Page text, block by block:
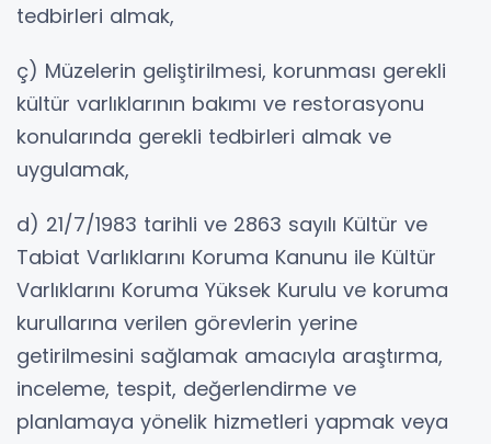
tedbirleri almak,
ç) Müzelerin geliştirilmesi, korunması gerekli
kültür varlıklarının bakımı ve restorasyonu
konularında gerekli tedbirleri almak ve
uygulamak,
d) 21/7/1983 tarihli ve 2863 sayılı Kültür ve
Tabiat Varlıklarını Koruma Kanunu ile Kültür
Varlıklarını Koruma Yüksek Kurulu ve koruma
kurullarına verilen görevlerin yerine
getirilmesini sağlamak amacıyla araştırma,
inceleme, tespit, değerlendirme ve
planlamaya yönelik hizmetleri yapmak veya